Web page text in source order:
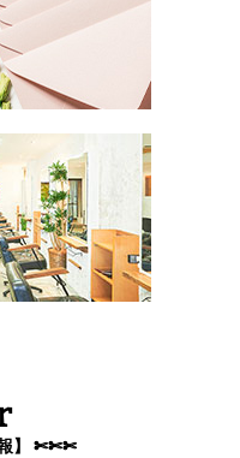
】 ✄✄✄